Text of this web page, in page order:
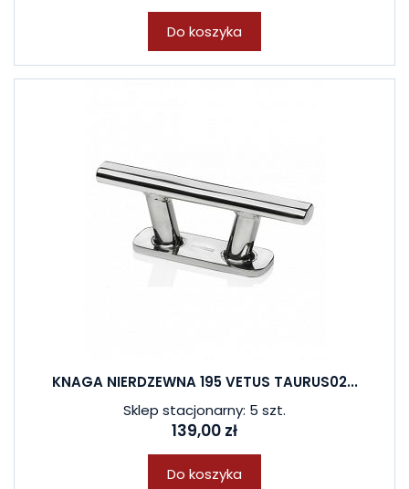
Do koszyka
KNAGA NIERDZEWNA 195 VETUS TAURUS02...
Sklep stacjonarny: 5 szt.
139,00 zł
Do koszyka